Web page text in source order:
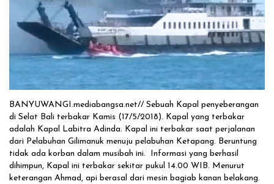
Uji Coba Program NADI JKN
BANYUWANGI.mediabangsa.net// Sebuah Kapal penyeberangan
di Selat Bali terbakar Kamis (17/5/2018). Kapal yang terbakar
adalah Kapal Labitra Adinda. Kapal ini terbakar saat perjalanan
dari Pelabuhan Gilimanuk menuju pelabuhan Ketapang. Beruntung
tidak ada korban dalam musibah ini. Informasi yang berhasil
dihimpun, Kapal ini terbakar sekitar pukul 14.00 WIB. Menurut
keterangan Ahmad, api berasal dari mesin bagiab kanan belakang.